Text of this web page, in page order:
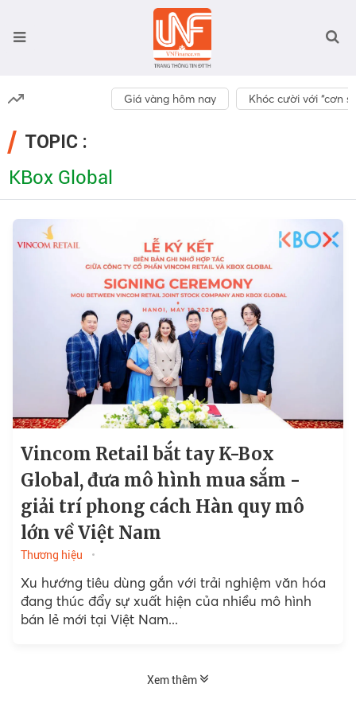
Giá vàng hôm nay Khóc cười với “cơn
TOPIC :
KBox Global
Vincom Retail bắt tay K-Box
Global, đưa mô hình mua sắm -
giải trí phong cách Hàn quy mô
lớn về Việt Nam
Thương hiệu
Xu hướng tiêu dùng gắn với trải nghiệm văn hóa
đang thúc đẩy sự xuất hiện của nhiều mô hình
bán lẻ mới tại Việt Nam...
Xem thêm